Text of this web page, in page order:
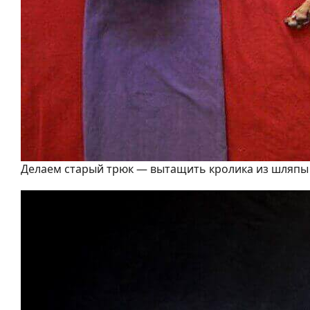
Делаем старый трюк — вытащить кролика из шляпы